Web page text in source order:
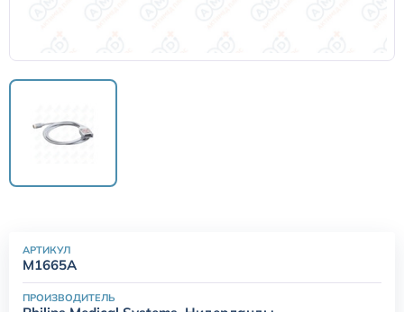
АРТИКУЛ
M1665A
ПРОИЗВОДИТЕЛЬ
Подбор по марке оборудования
Расходные материалы для транскутанного монитора
Sentec